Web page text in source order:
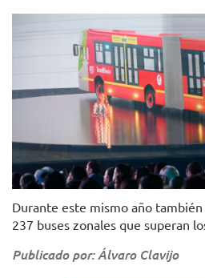
Durante este mismo año
237 buses zonales que superan
Publicado por: Álvaro Clavijo